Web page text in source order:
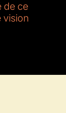
de ce
vision